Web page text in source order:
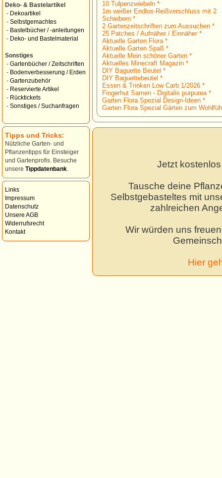
Deko- & Bastelartikel
- Dekoartikel
- Selbstgemachtes
- Bastelbücher / -anleitungen
- Deko- und Bastelmaterial
Sonstiges
- Gartenbücher / Zeitschriften
- Bodenverbesserung / Erden
- Gartenzubehör
- Reservierte Artikel
- Rücktickets
- Sonstiges / Suchanfragen
Tipps und Tricks:
Nützliche Garten- und
Pflanzentipps für Einsteiger
und Gartenprofis. Besuche
unsere Tippdatenbank
Links
Impressum
Datenschutz
Unsere AGB
Widerrufsrecht
Kontakt
10 Tulpenzwiebeln *
1m weißer Endlos-Reißverschluss mit 2
Schiebern *
2 Gartenzeitschriften zum Aussuchen *
25 Patches / Aufnäher / Einnäher *
Aktuelle Garten Flora *
Aktuelle Garten Spaß *
Aktuelle Mein schöner Garten *
Aktuelles Minecraft Magazin *
DIY Baguette Beutel *
DIY Baguettebeutel *
Essen & Trinken Low Carb 1/2026 *
Fingerhut Samen - Digitalis purpurea *
Garten Flora Spezial Design-Ideen *
Garten Flora Spezial Gärten zum
Jetzt
Tausche deine
Selbstgebasteltes mit
zahlreichen
Wir würden uns
Hier